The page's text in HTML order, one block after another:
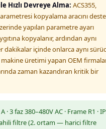
Hızlı Devreye Alma: ACS355,
kopyalama aracını
yapılan parametre ayarı
kopyalanır, ardından aynı
dakikalar içinde onlarca aynı
makine üretimi yapan OEM
zaman kazandıran kritik bir
· 3 faz 380–480V AC · Frame R1 ·
filtre (2. ortam — harici filtre